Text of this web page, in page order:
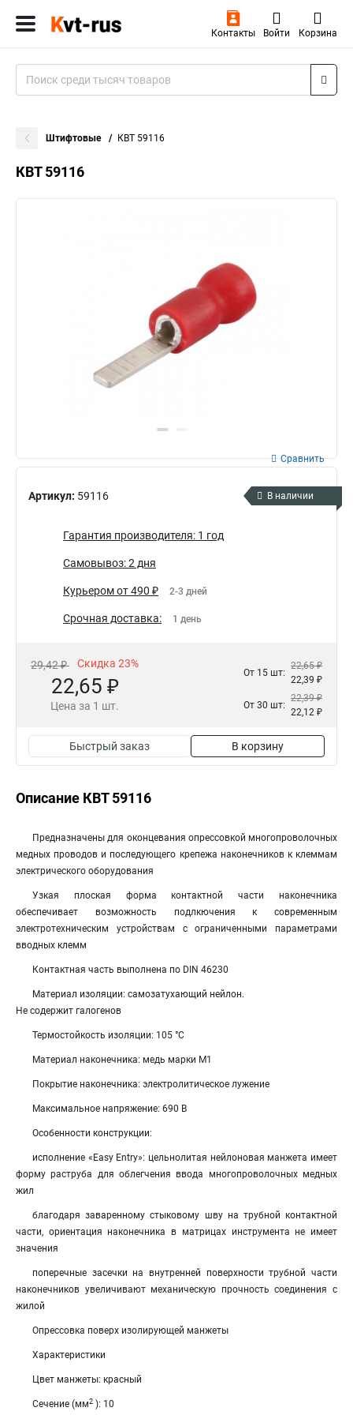
Контакты Войти Корзина
Штифтовые КВТ 59116
КВТ 59116
Артикул: 59116
Сравнить
В наличии
Гарантия производителя: 1 год
Самовывоз: 2 дня
Курьером от 490 ₽ 2-3 дней
Срочная доставка: 1 день
29,42 ₽ Скидка 23%
22,65 ₽
Цена за 1 шт.
От 15 шт:
22,65 ₽
22,39 ₽
От 30 шт:
22,39 ₽
22,12 ₽
Быстрый заказ В корзину
Описание КВТ 59116
Предназначены для оконцевания опрессовкой многопроволочных
медных проводов и последующего крепежа наконечников к клеммам
электрического оборудования
Узкая плоская форма контактной части наконечника
обеспечивает возможность подлкючения к современным
электротехническим устройствам с ограниченными параметрами
вводных клемм
Контактная часть выполнена по DIN 46230
Материал изоляции: самозатухающий нейлон.
Не содержит галогенов
Термостойкость изоляции: 105 °C
Материал наконечника: медь марки М1
Покрытие наконечника: электролитическое лужение
Максимальное напряжение: 690 В
Особенности конструкции:
исполнение «Easy Entry»: цельнолитая нейлоновая манжета имеет
форму раструба для облегчения ввода многопроволочных медных
жил
благодаря заваренному стыковому шву на трубной контактной
части, ориентация наконечника в матрицах инструмента не имеет
значения
поперечные засечки на внутренней поверхности трубной части
наконечников увеличивают механическую прочность соединения с
жилой
Опрессовка поверх изолирующей манжеты
Характеристики
Цвет манжеты: красный
Сечение (мм2 ): 10